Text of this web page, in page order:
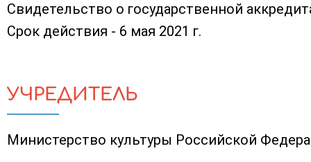
Свидетельство о государственной
Срок действия - 6 мая 2021 г.
УЧРЕДИТЕЛЬ
Министерство культуры Российской